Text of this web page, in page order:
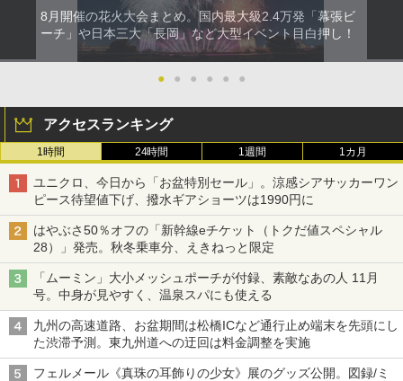
8月開催の花火大会まとめ。国内最大級2.4万発「幕張ビ
ーチ」や日本三大「長岡」など大型イベント目白押し！
● ● ● ● ● ●
アクセスランキング
1時間 24時間 1週間 1カ月
ユニクロ、今日から「お盆特別セール」。涼感シアサッカーワン
ピース待望値下げ、撥水ギアショーツは1990円に
はやぶさ50％オフの「新幹線eチケット（トクだ値スペシャル
28）」発売。秋冬乗車分、えきねっと限定
「ムーミン」大小メッシュポーチが付録、素敵なあの人 11月
号。中身が見やすく、温泉スパにも使える
九州の高速道路、お盆期間は松橋ICなど通行止め端末を先頭にし
た渋滞予測。東九州道への迂回は料金調整を実施
フェルメール《真珠の耳飾りの少女》展のグッズ公開。図録/ミ